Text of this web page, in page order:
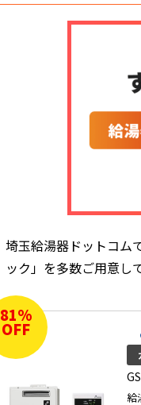
埼玉給湯器ドットコム
ック」を多数ご用意し
81%
OFF
給